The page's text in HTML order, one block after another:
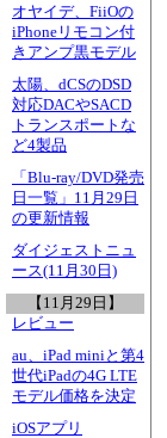
オヤイデ、FiiOの
iPhoneリモコン付
きアンプ黒モデル
太陽、dCSのDSD
対応DACやSACD
トランスポートな
ど4製品
「Blu-ray/DVD発売
日一覧」11月29日
の更新情報
ダイジェストニュ
ース(11月30日)
【11月29日】
レビュー
au、iPad miniと第4
世代iPadの4G LTE
モデル価格を決定
iOSアプリ